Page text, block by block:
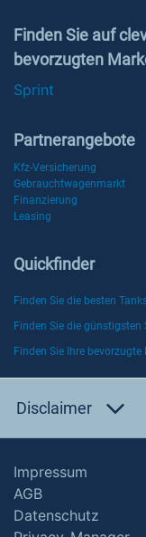
Finden Sie auf
bevorzugten
Sprint
Partnerangebote
Kfz-Versicherung
Gebrauchtwagenmarkt
Finanzierung
Leasing
Quickfinder
Finden Sie die besten
Finden Sie die günstigsten
Finden Sie Ihre bevorzugte
Disclaimer
Impressum
AGB
Datenschutz